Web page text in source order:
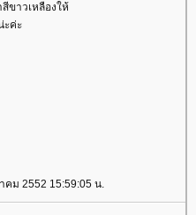
ขาวเหลืองให้
ะค่ะ
คม 2552 15:59:05 น.